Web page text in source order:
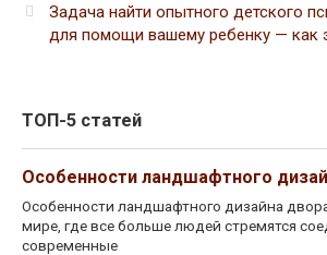
Задача найти опытного детского
для помощи вашему ребенку — как
ТОП-5 статей
Особенности ландшафтного
Особенности ландшафтного дизайна
мире, где все больше людей стремятся
современные